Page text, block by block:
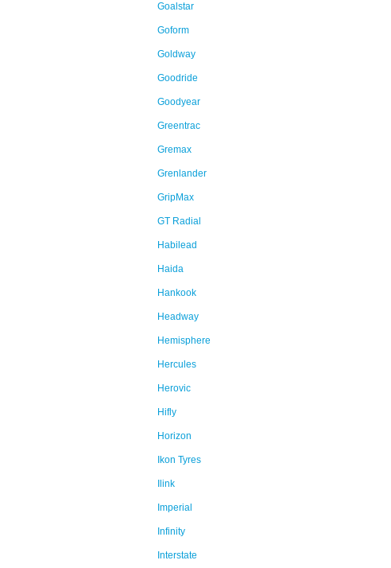
Goalstar
Goform
Goldway
Goodride
Goodyear
Greentrac
Gremax
Grenlander
GripMax
GT Radial
Habilead
Haida
Hankook
Headway
Hemisphere
Hercules
Herovic
Hifly
Horizon
Ikon Tyres
Ilink
Imperial
Infinity
Interstate